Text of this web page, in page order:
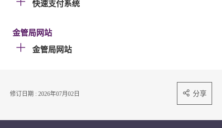
快速支付系统
金管局网站
金管局网站
修订日期 : 2026年07月02日 分享